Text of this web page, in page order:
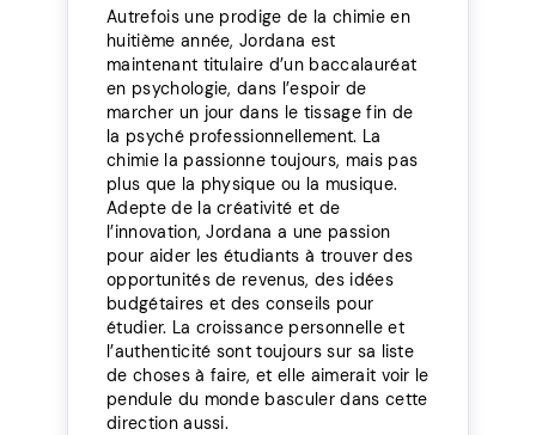
Autrefois une prodige de la chimie en
huitième année, Jordana est
maintenant titulaire d’un baccalauréat
en psychologie, dans l’espoir de
marcher un jour dans le tissage fin de
la psyché professionnellement. La
chimie la passionne toujours, mais pas
plus que la physique ou la musique.
Adepte de la créativité et de
l’innovation, Jordana a une passion
pour aider les étudiants à trouver des
opportunités de revenus, des idées
budgétaires et des conseils pour
étudier. La croissance personnelle et
l’authenticité sont toujours sur sa liste
de choses à faire, et elle aimerait voir le
pendule du monde basculer dans cette
direction aussi.